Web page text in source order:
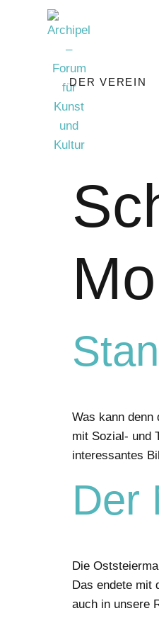
DER VEREIN
Was kann denn
mit Sozial- und
interessantes
Der
Die
Das endete mit
auch in unsere